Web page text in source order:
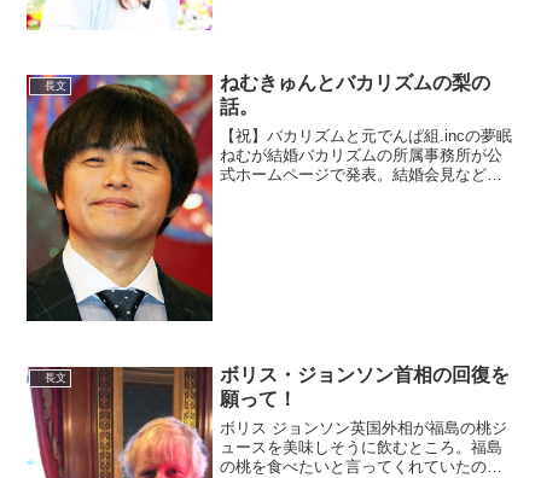
長文
ねむきゅんとバカリズムの梨の
話。
【祝】バカリズムと元でんぱ組.incの夢眠
ねむが結婚バカリズムの所属事務所が公
式ホームページで発表。結婚会見などは
長文
ボリス・ジョンソン首相の回復を
願って！
ボリス ジョンソン英国外相が福島の桃ジ
ュースを美味しそうに飲むところ。福島
の桃を食べたいと言ってくれていたので